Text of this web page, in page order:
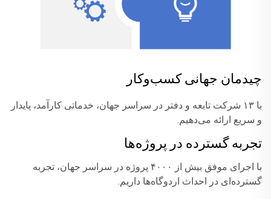
چیدمان جهانی کسب‌وکار
با ۱۳ شرکت تابعه و دفتر در سراسر جهان، خدماتی کارآمد، پایدار
و سریع ارائه می‌دهیم.
تجربه گسترده در پروژه‌ها
با اجرای موفق بیش از ۴۰۰۰ پروژه در سراسر جهان، تجربه
گسترده‌ای در احداث اردوگاه‌ها داریم.